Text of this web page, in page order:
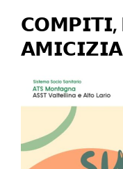
Gli ospiti della
regalarle ai bambini
Chiavenna.
Un bellissimo
entrare nelle vostre
𝗔𝗠𝗜𝗖𝗜𝗭𝗜𝗔